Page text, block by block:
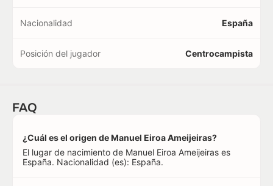
Nacionalidad España
Posición del jugador Centrocampista
FAQ
¿Cuál es el origen de Manuel Eiroa Ameijeiras?
El lugar de nacimiento de Manuel Eiroa Ameijeiras es
España. Nacionalidad (es): España.